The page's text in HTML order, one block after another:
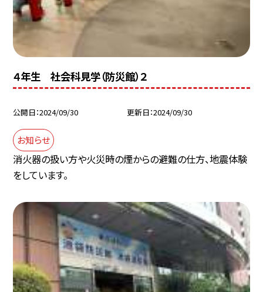
４年生 社会科見学（防災館）２
公開日 2024/09/30 更新日 2024/09/30
お知らせ
消火器の扱い方や火災時の煙からの避難の仕方、地震体験
をしています。